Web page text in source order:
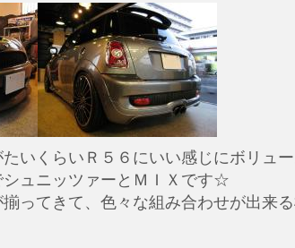
いくらいＲ５６にいい感じにボリュ
ュニッツァーとＭＩＸです☆
ってきて、色々な組み合わせが出来